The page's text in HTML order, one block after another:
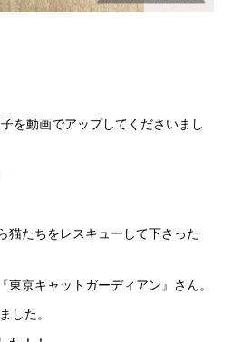
を動画でアップしてくださいまし
猫たちをレスキューして下さった
京キャットガーディアン』さん。
した。